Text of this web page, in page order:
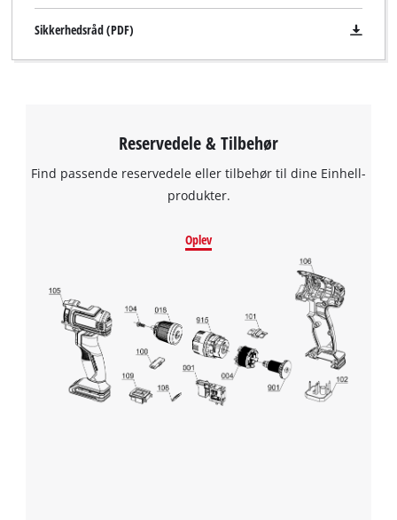
We need your consent to load the
Google Maps service!
This content is not permitted to load due
visitor. The website owner needs to setup
the site with their CMP to add this content
to the list of technologies used.
Usercentrics Consent
Management Platform
Sikkerhedsråd (PDF)
Reservedele & Tilbehør
Find passende reservedele eller tilbehør til dine Einhell-
produkter.
Oplev